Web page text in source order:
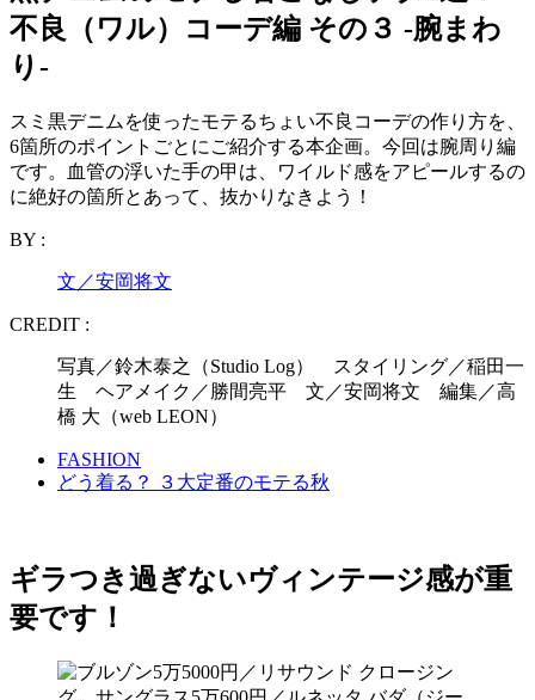
不良（ワル）コーデ編 その３ -腕まわ
り-
スミ黒デニムを使ったモテるちょい不良コーデの作り方を、
6箇所のポイントごとにご紹介する本企画。今回は腕周り編
です。血管の浮いた手の甲は、ワイルド感をアピールするの
に絶好の箇所とあって、抜かりなきよう！
BY :
文／安岡将文
CREDIT :
写真／鈴木泰之（Studio Log） スタイリング／稲田一
生 ヘアメイク／勝間亮平 文／安岡将文 編集／高
橋 大（web LEON）
FASHION
どう着る？ ３大定番のモテる秋
ギラつき過ぎないヴィンテージ感が重
要です！